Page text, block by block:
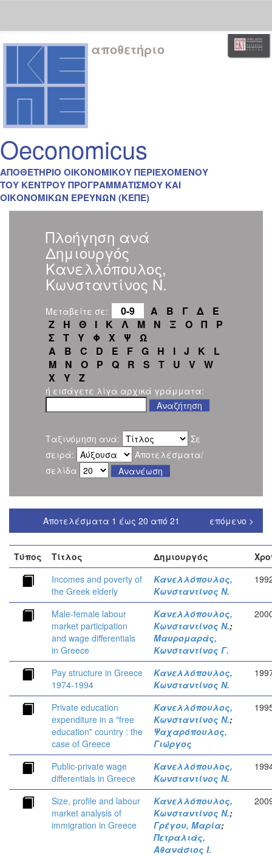
Skip
navigation
αποθετήριο
Oeconomicus
ΑΠΟΘΕΤΗΡΙΟ ΟΙΚΟΝΟΜΙΚΟΥ ΠΕΡΙΕΧΟΜΕΝΟΥ
ΤΟΥ ΚΕΝΤΡΟΥ ΠΡΟΓΡΑΜΜΑΤΙΣΜΟΥ ΚΑΙ
ΟΙΚΟΝΟΜΙΚΩΝ ΕΡΕΥΝΩΝ (ΚΕΠΕ)
Πλοήγηση ανά
Δημιουργός
Κανελλόπουλος,
Κωνσταντίνος Ν.
Μεταβείτε σε: 0-9 Α Β Γ Δ
Ε
Ζ
Η Θ Ι Κ Λ Μ Ν Ξ Ο Π
Ρ
Σ
Τ Υ Φ Χ Ψ
Ω
A
B C D E F G H I J K
L
M
N O P Q R S T U V
W
X
Y Z
ή εισάγετε λίγα αρχικά γράμματα:
Ταξινόμηση ανά:
Σε
σειρά:
Αποτελέσματα/
σελίδα
Αποτελέσματα 1 έως 20 από 21 επόμενο >
Τύπος Τίτλος Δημιουργός
Incomes and poverty of
the Greek elderly
Κανελλόπουλος,
Κωνσταντίνος Ν.
Male-female labour
market participation
and wage differentials
in Greece
Κανελλόπουλος,
Κωνσταντίνος Ν.;
Μαυρομαράς,
Κωνσταντίνος Γ.
Pay structure in Greece
1974-1994
Κανελλόπουλος,
Κωνσταντίνος Ν.
Private education
expenditure in a "free
education" country : the
case of Greece
Κανελλόπουλος,
Κωνσταντίνος Ν.;
Ψαχαρόπουλος,
Γιώργος
Public-private wage
differentials in Greece
Κανελλόπουλος,
Κωνσταντίνος Ν.
Size, profile and labour
market analysis of
immigration in Greece
Κανελλόπουλος,
Κωνσταντίνος Ν.;
Γρέγου, Μαρία;
Πετραλιάς,
Αθανάσιος Ι.